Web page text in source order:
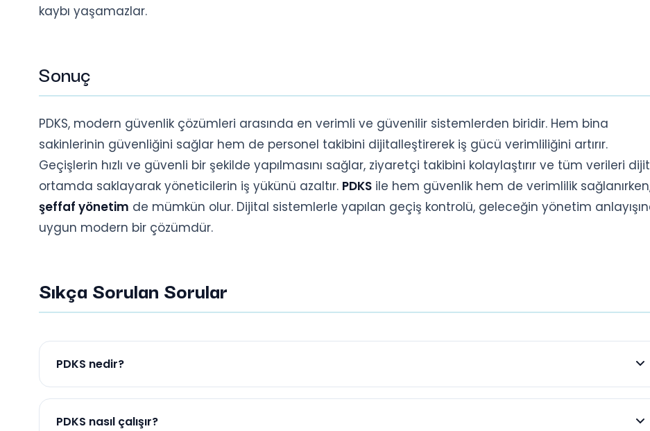
kaybı yaşamazlar.
Sonuç
PDKS, modern güvenlik çözümleri arasında en verimli ve güvenilir sistemlerden biridir. Hem bina
sakinlerinin güvenliğini sağlar hem de personel takibini dijitalleştirerek iş gücü verimliliğini artırır.
Geçişlerin hızlı ve güvenli bir şekilde yapılmasını sağlar, ziyaretçi takibini kolaylaştırır ve tüm verileri
ortamda saklayarak yöneticilerin iş yükünü azaltır. PDKS ile hem güvenlik hem de verimlilik
şeffaf yönetim de mümkün olur. Dijital sistemlerle yapılan geçiş kontrolü, geleceğin yönetim
uygun modern bir çözümdür.
Sıkça Sorulan Sorular
PDKS nedir?
PDKS, Personel Devam Kontrol Sistemi olup, personel giriş-çıkışlarının dijital ortamda takip edilmesini sağlar.
PDKS nasıl çalışır?